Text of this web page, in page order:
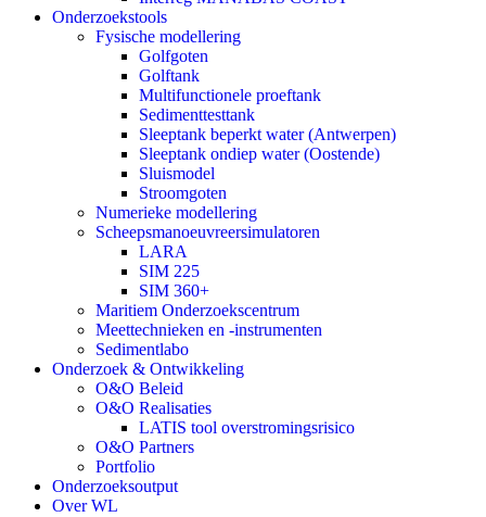
Onderzoekstools
Fysische modellering
Golfgoten
Golftank
Multifunctionele proeftank
Sedimenttesttank
Sleeptank beperkt water (Antwerpen)
Sleeptank ondiep water (Oostende)
Sluismodel
Stroomgoten
Numerieke modellering
Scheepsmanoeuvreersimulatoren
LARA
SIM 225
SIM 360+
Maritiem Onderzoekscentrum
Meettechnieken en -instrumenten
Sedimentlabo
Onderzoek & Ontwikkeling
O&O Beleid
O&O Realisaties
LATIS tool overstromingsrisico
O&O Partners
Portfolio
Onderzoeksoutput
Over WL